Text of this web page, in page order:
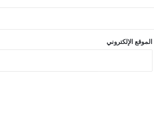
الموقع الإلكتروني